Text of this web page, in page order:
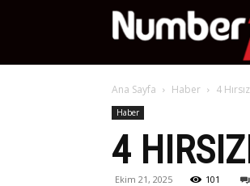
Ana Sayfa Haber 4
Haber
4
Ekim 21, 2025 101